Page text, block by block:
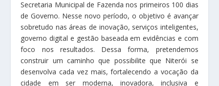
Secretaria Municipal de Fazenda nos primeiros 100 dias
de Governo. Nesse novo período, o objetivo é avançar
sobretudo nas áreas de inovação, serviços inteligentes,
governo digital e gestão baseada em evidências e com
foco nos resultados. Dessa forma, pretendemos
construir um caminho que possibilite que Niterói se
desenvolva cada vez mais, fortalecendo a vocação da
cidade em ser moderna, inovadora, inclusiva e